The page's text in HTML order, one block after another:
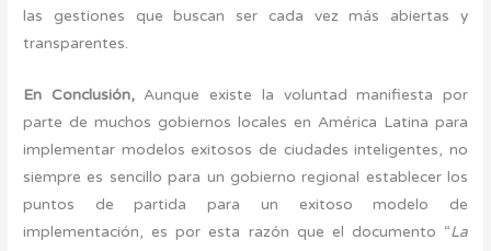
las gestiones que buscan ser cada vez más abiertas y
transparentes.
En Conclusión,Aunque existe la voluntad manifiesta por
parte de muchos gobiernos locales en América Latina para
implementar modelos exitosos de ciudades inteligentes, no
siempre es sencillo para un gobierno regional establecer los
puntos de partida para un exitoso modelo de
implementación, es por esta razón que el documento “La